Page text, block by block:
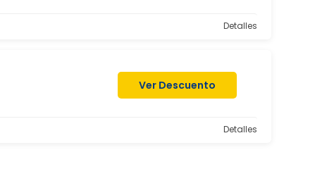
Detalles
Ver Descuento
Detalles